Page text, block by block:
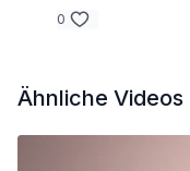
0
Ähnliche Videos